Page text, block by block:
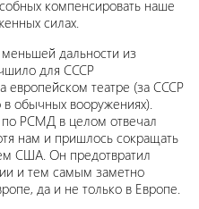
компенсировать наше
силах.
меньшей дальности из
для СССР
европейском театре (за СССР
в обычных вооружениях).
по РСМД в целом отвечал
нам и пришлось сокращать
США. Он предотвратил
и тем самым заметно
да и не только в Европе.